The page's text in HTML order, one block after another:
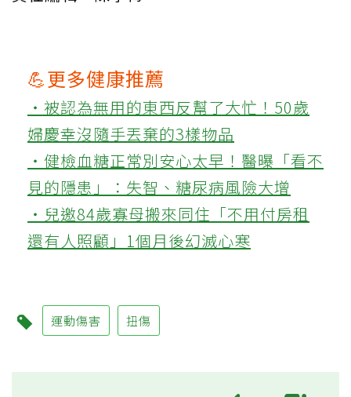
💪更多健康推薦
‧被認為無用的東西反幫了大忙！50歲
婦慶幸沒隨手丟棄的3樣物品
‧健檢血糖正常別安心太早！醫曝「看不
見的隱患」：失智、糖尿病風險大增
‧兒邀84歲寡母搬來同住「不用付房租
還有人照顧」1個月後幻滅心寒
運動傷害 扭傷